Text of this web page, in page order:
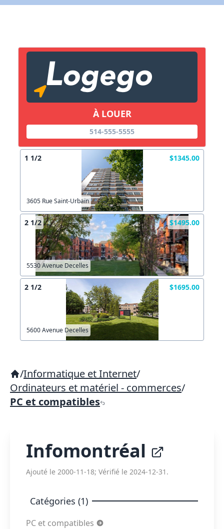
À LOUER
514-555-5555
1 1/2 $1345.00
3605 Rue Saint-Urbain
2 1/2 $1495.00
5530 Avenue Decelles
2 1/2 $1695.00
5600 Avenue Decelles
/Informatique et Internet/
Ordinateurs et matériel - commerces/
PC et compatibles
Infomontréal
Ajouté le 2000-11-18; Vérifié le 2024-12-31.
Catégories (1)
PC et compatibles
Lien vers inscription (sera inclus dans courriel)
Copier lien
X Fermer
X Fermer